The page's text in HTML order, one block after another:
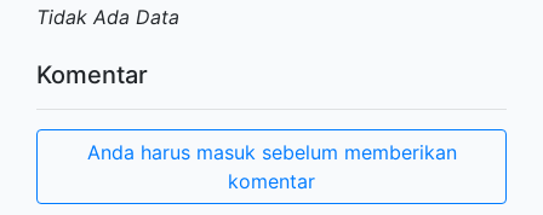
Tidak Ada Data
Komentar
Anda harus masuk sebelum memberikan
komentar